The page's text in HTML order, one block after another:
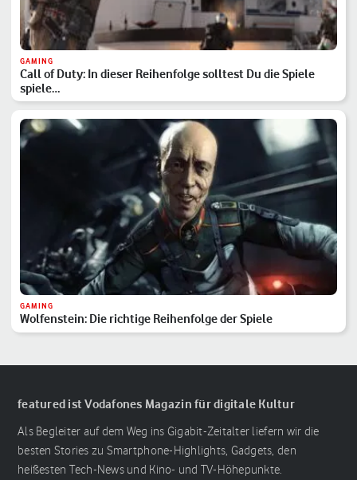
GAMING
Call of Duty: In dieser Reihenfolge solltest Du die Spiele
spiele…
GAMING
Wolfenstein: Die richtige Reihenfolge der Spiele
featured ist Vodafones Magazin für digitale Kultur
Als Begleiter auf dem Weg ins Gigabit-Zeitalter liefern wir die
besten Stories zu Smartphone-Highlights, Gadgets, den
heißesten Tech-News und Kino- und TV-Höhepunkte.